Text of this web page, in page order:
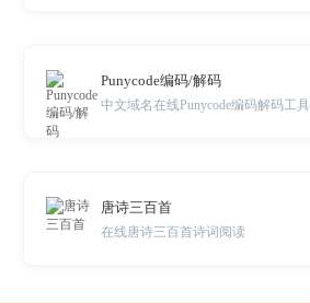
Punycode编码/解码
中文域名在线Punycode编码解码工具
唐诗三百首
在线唐诗三百首诗词阅读